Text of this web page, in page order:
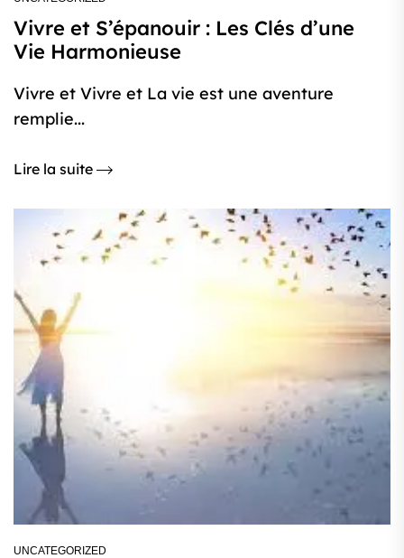
Vivre et S’épanouir : Les Clés d’une
Vie Harmonieuse
Vivre et Vivre et La vie est une aventure
remplie...
Lire la suite
UNCATEGORIZED